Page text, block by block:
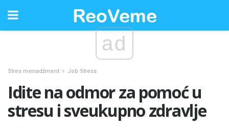
ad
Stres menadžment Job Stress
Idite na odmor za pomoć u
stresu i sveukupno zdravlje